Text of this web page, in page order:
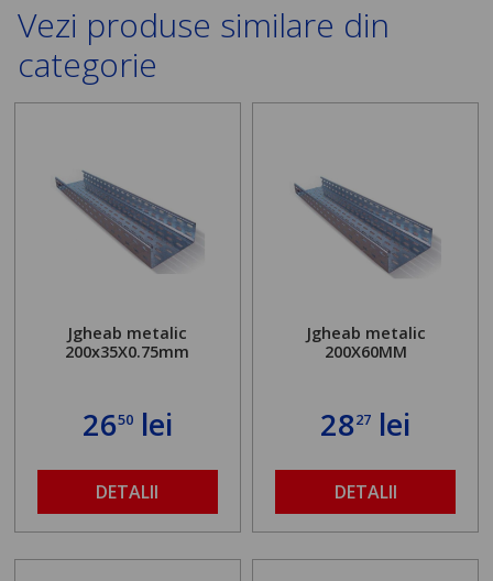
Vezi produse similare din
categorie
Jgheab metalic
200x35X0.75mm
2650lei
DETALII
Jgheab metalic
200X60MM
2827 lei
DETALII